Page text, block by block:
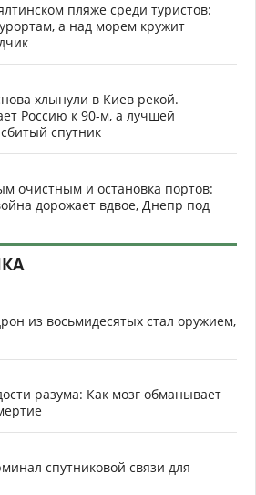
пляже среди туристов:
а над морем кружит
хлынули в Киев рекой.
Россию к 90-м, а лучшей
спутник
очистным и остановка портов:
дорожает вдвое, Днепр под
из восьмидесятых стал оружием,
разума: Как мозг обманывает
спутниковой связи для